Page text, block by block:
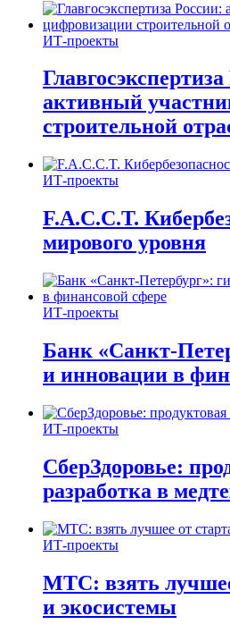
ИТ-проекты
активный
строительной
ИТ-проекты
F.A.C.C.T.
мирового уровня
ИТ-проекты
Банк «Санкт-
и инновации в
ИТ-проекты
СберЗдоровье:
разработка в
ИТ-проекты
МТС: взять
и экосистемы